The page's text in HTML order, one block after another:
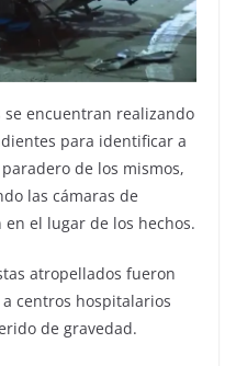
encuentran realizando
para identificar a
de los mismos,
las cámaras de
el lugar de los hechos.
atropellados fueron
centros hospitalarios
de gravedad.